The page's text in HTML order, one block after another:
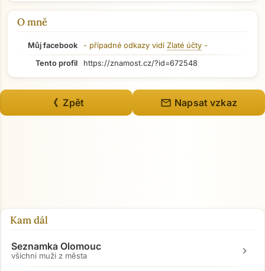
O mně
Můj facebook - případné odkazy vidí Zlaté účty -
Tento profil
https://znamost.cz/?id=672548
《 Zpět mail Napsat vzkaz
Kam dál
Seznamka Olomouc
všichni muži z města chevron_right